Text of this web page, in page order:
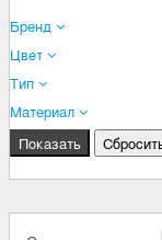
Бренд
Цвет
Тип
Материал